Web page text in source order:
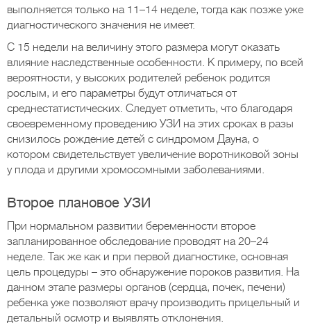
выполняется только на 11–14 неделе, тогда как позже уже
диагностического значения не имеет.
С 15 недели на величину этого размера могут оказать
влияние наследственные особенности. К примеру, по всей
вероятности, у высоких родителей ребенок родится
рослым, и его параметры будут отличаться от
среднестатистических. Следует отметить, что благодаря
своевременному проведению УЗИ на этих сроках в разы
снизилось рождение детей с синдромом Дауна, о
котором свидетельствует увеличение воротниковой зоны
у плода и другими хромосомными заболеваниями.
Второе плановое УЗИ
При нормальном развитии беременности второе
запланированное обследование проводят на 20–24
неделе. Так же как и при первой диагностике, основная
цель процедуры – это обнаружение пороков развития. На
данном этапе размеры органов (сердца, почек, печени)
ребенка уже позволяют врачу производить прицельный и
детальный осмотр и выявлять отклонения.